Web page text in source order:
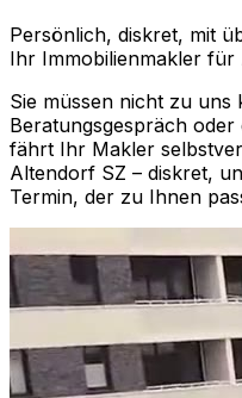
Persönlich, diskret, mit
Ihr Immobilienmakler für
Sie müssen nicht zu uns
Beratungsgespräch
fährt Ihr Makler
Altendorf SZ – diskret,
Termin, der zu Ihnen